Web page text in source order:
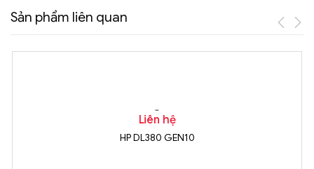
Sản phẩm liên quan
Liên hệ
HP DL380 GEN10